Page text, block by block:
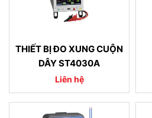
THIẾT BỊ ĐO XUNG CUỘN
DÂY ST4030A
Liên hệ